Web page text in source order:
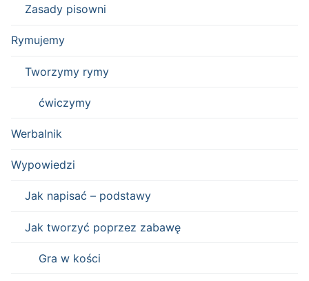
Zasady pisowni
Rymujemy
Tworzymy rymy
ćwiczymy
Werbalnik
Wypowiedzi
Jak napisać – podstawy
Jak tworzyć poprzez zabawę
Gra w kości